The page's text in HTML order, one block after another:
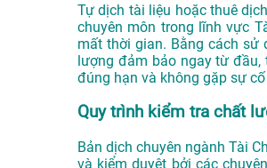
Tự dịch tài liệu hoặc thuê
chuyên môn trong lĩnh vực
mất thời gian. Bằng cách sử
lượng đảm bảo ngay từ đầu,
đúng hạn và không gặp sự
Quy trình kiểm tra chất
Bản dịch chuyên ngành Tài
và kiểm duyệt bởi các